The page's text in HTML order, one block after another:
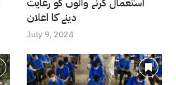
دینے کا اعلان
July 9, 2024